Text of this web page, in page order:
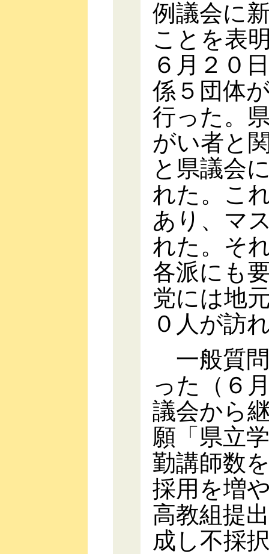
例議会に
ことを表
６月２０
係５団体
行った。
がい者と
と県議会
れた。こ
あり、マ
れた。そ
各派にも
党には地
０人が訪
一般質
った（６
議会から
願「県立
勤講師数
採用を増
高教組提
成し不採